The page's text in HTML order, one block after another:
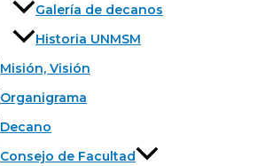
Galería de decanos
Historia UNMSM
Misión, Visión
Organigrama
Decano
Consejo de Facultad